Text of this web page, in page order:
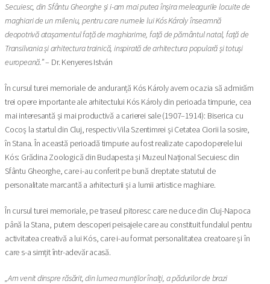
Secuiesc, din Sfântu Gheorghe și i-am mai putea înșira meleagurile locuite de
maghiari de un mileniu, pentru care numele lui Kós Károly înseamnă
deopotrivă atașamentul față de maghiarime, față de pământul natal, față de
Transilvania și arhitectura trainică, inspirată de arhitectura populară și totuși
europeană.”– Dr. Kenyeres István
În cursul turei memoriale de anduranță Kós Károly avem ocazia să admirăm
trei opere importante ale arhitectului Kós Károly din perioada timpurie, cea
mai interesantă și mai productivă a carierei sale (1907–1914): Biserica cu
Cocoș la startul din Cluj, respectiv Vila Szentimrei și Cetatea Ciorii la sosire,
în Stana. În această perioadă timpurie au fost realizate capodoperele lui
Kós: Grădina Zoologică din Budapesta și Muzeul Național Secuiesc din
Sfântu Gheorghe, care i-au conferit pe bună dreptate statutul de
personalitate marcantă a arhitecturii și a lumii artistice maghiare.
În cursul turei memoriale, pe traseul pitoresc care ne duce din Cluj-Napoca
până la Stana, putem descoperi peisajele care au constituit fundalul pentru
activitatea creativă a lui Kós, care i-au format personalitatea creatoare și în
care s-a simțit într-adevăr acasă.
„Am venit dinspre răsărit, din lumea munților înalți, a pădurilor de brazi